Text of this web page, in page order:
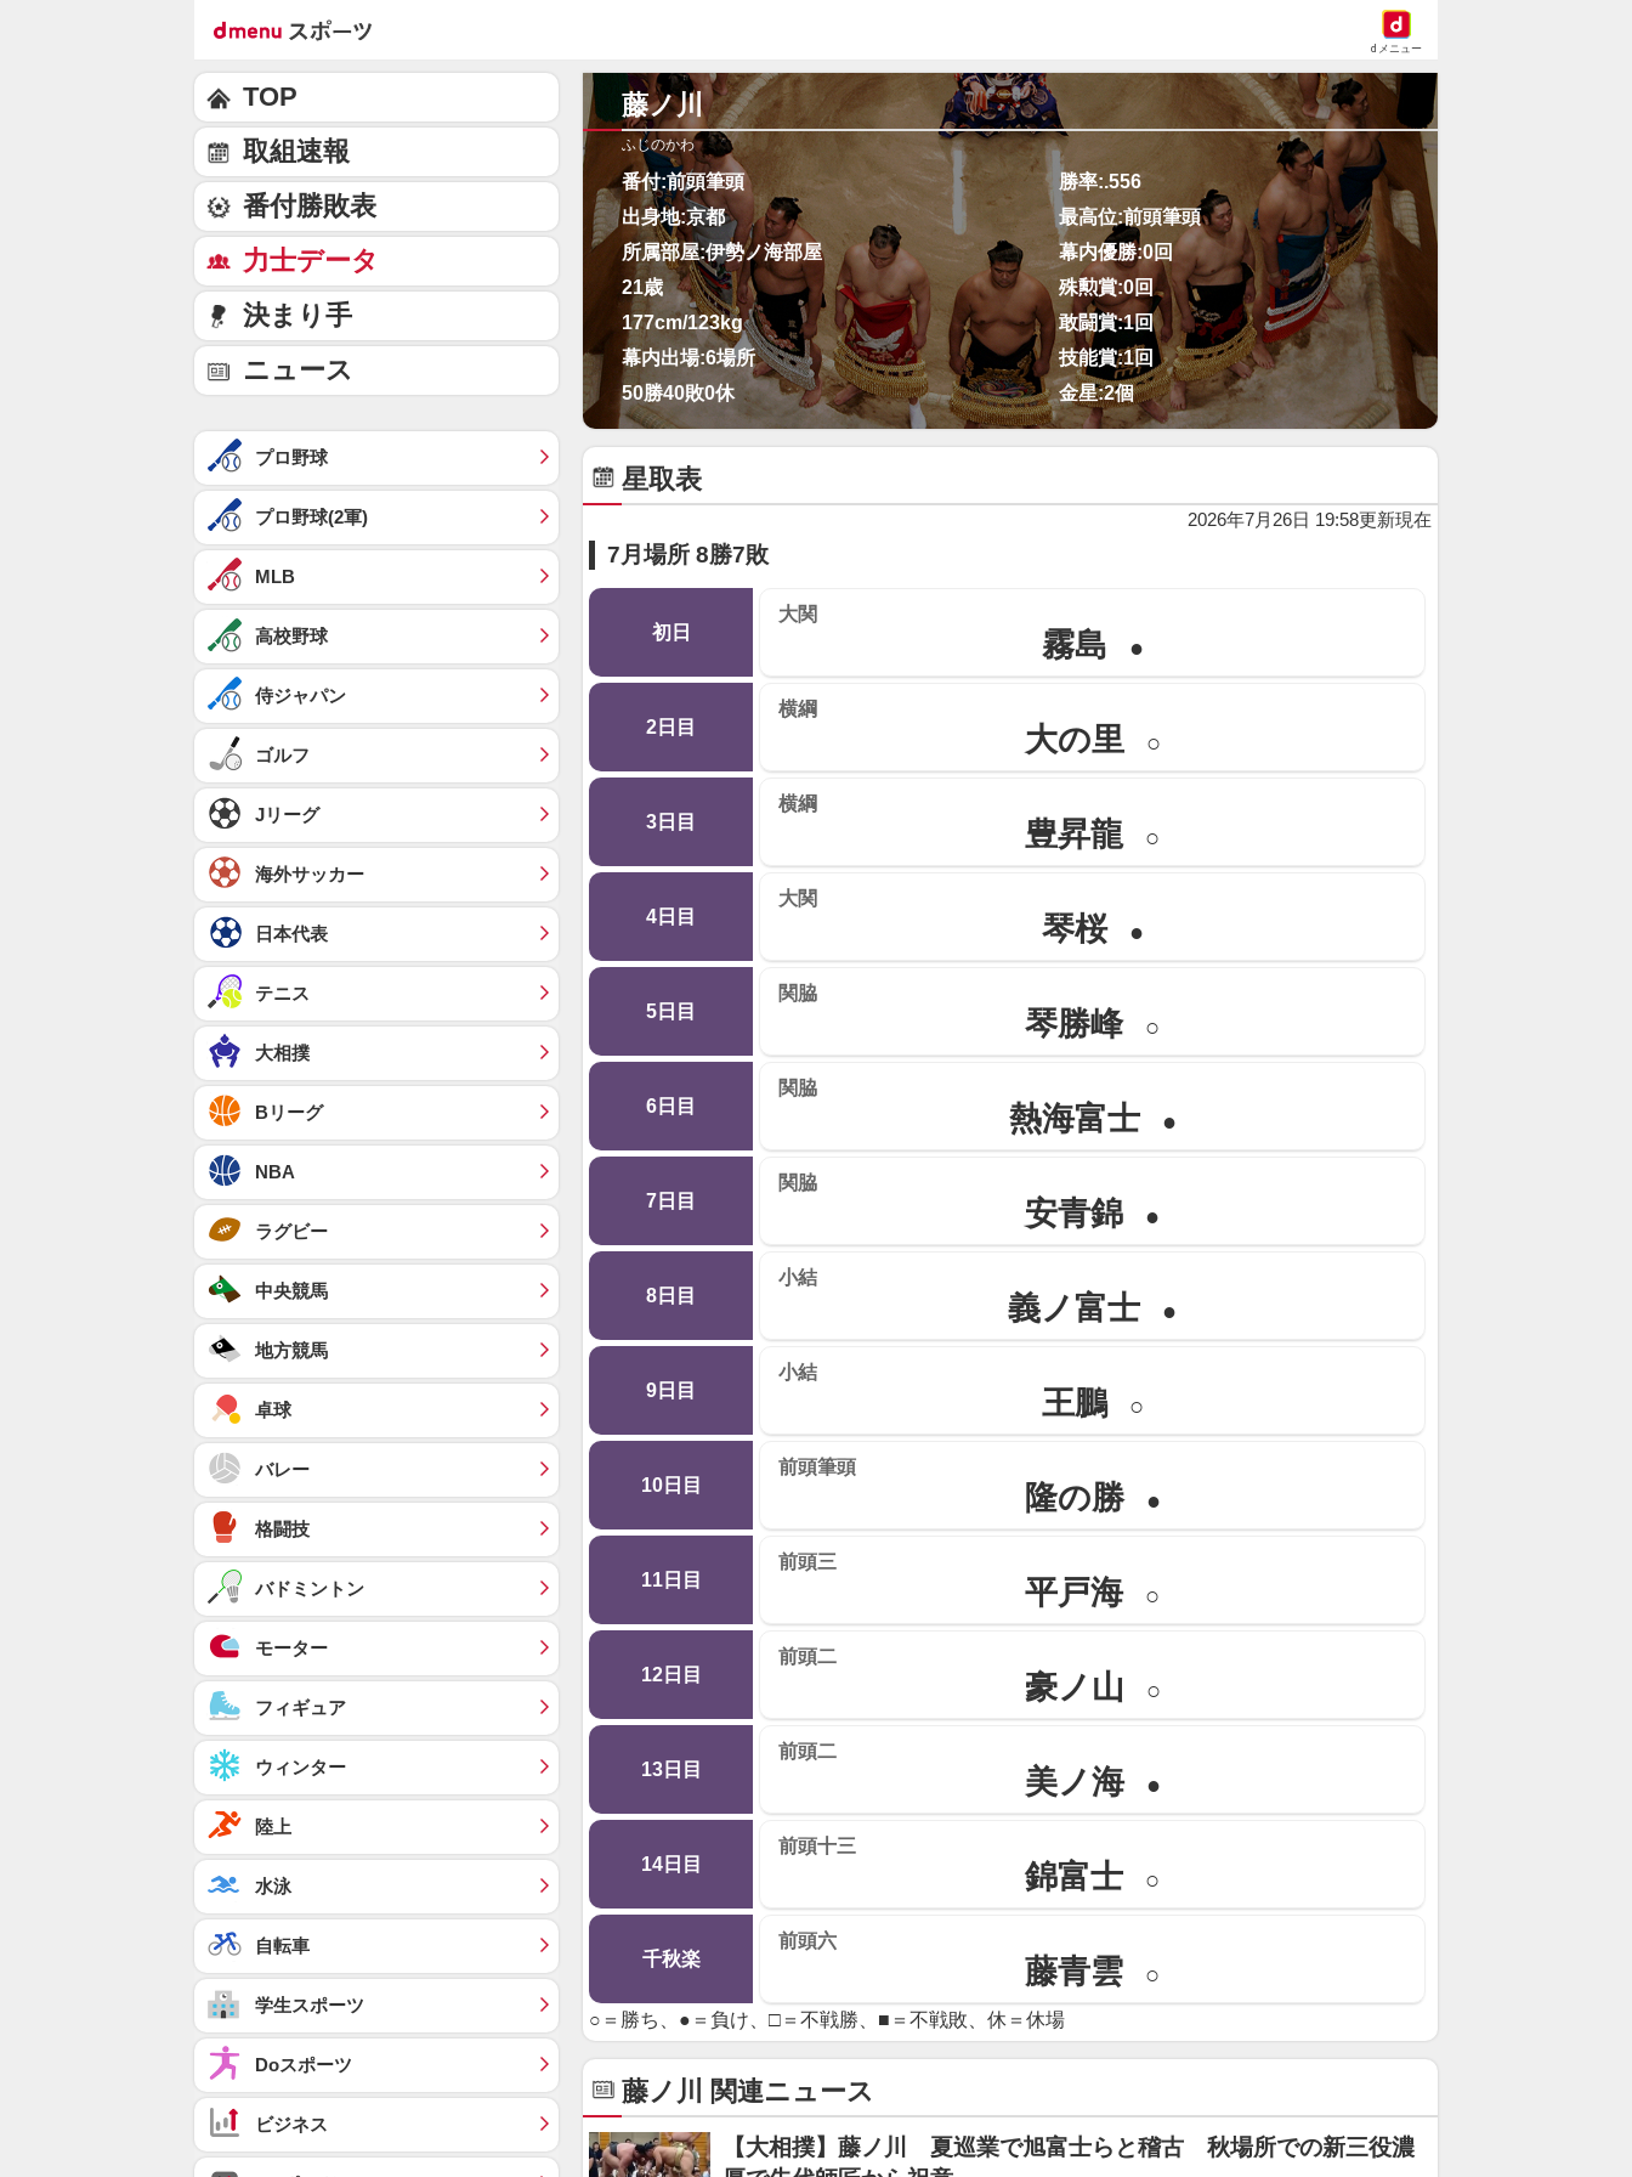
dメニュー
藤ノ川
ふじのかわ
番付:前頭筆頭
出身地:京都
所属部屋:伊勢ノ海部屋
21歳
177cm/123kg
幕内出場:6場所
50勝40敗0休
勝率:.556
最高位:前頭筆頭
幕内優勝:0回
殊勲賞:0回
敢闘賞:1回
技能賞:1回
金星:2個
星取表
2026年7月26日 19:58更新現在
7月場所 8勝7敗
初日
大関
霧島 ●
2日目
横綱
大の里 ○
3日目
横綱
豊昇龍 ○
4日目
大関
琴桜 ●
5日目
関脇
琴勝峰 ○
6日目
関脇
熱海富士 ●
7日目
関脇
安青錦 ●
8日目
小結
義ノ富士 ●
9日目
小結
王鵬 ○
10日目
前頭筆頭
隆の勝 ●
11日目
前頭三
平戸海 ○
12日目
前頭二
豪ノ山 ○
13日目
前頭二
美ノ海 ●
14日目
前頭十三
錦富士 ○
千秋楽
前頭六
藤青雲 ○
○＝勝ち、●＝負け、□＝不戦勝、■＝不戦敗、休＝休場
藤ノ川 関連ニュース
【大相撲】藤ノ川 夏巡業で旭富士らと稽古 秋場所での新三役濃
TOP
取組速報
番付勝敗表
力士データ
決まり手
ニュース
プロ野球
プロ野球(2軍)
MLB
高校野球
侍ジャパン
ゴルフ
Jリーグ
海外サッカー
日本代表
テニス
大相撲
Bリーグ
NBA
ラグビー
中央競馬
地方競馬
卓球
バレー
格闘技
バドミントン
モーター
フィギュア
ウィンター
陸上
水泳
自転車
学生スポーツ
Doスポーツ
ビジネス